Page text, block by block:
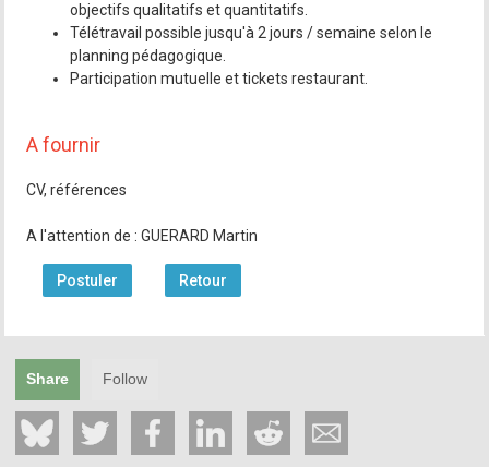
objectifs qualitatifs et quantitatifs.
Télétravail possible jusqu'à 2 jours / semaine selon le
planning pédagogique.
Participation mutuelle et tickets restaurant.
A fournir
CV, références
A l'attention de : GUERARD Martin
Postuler Retour
Share Follow